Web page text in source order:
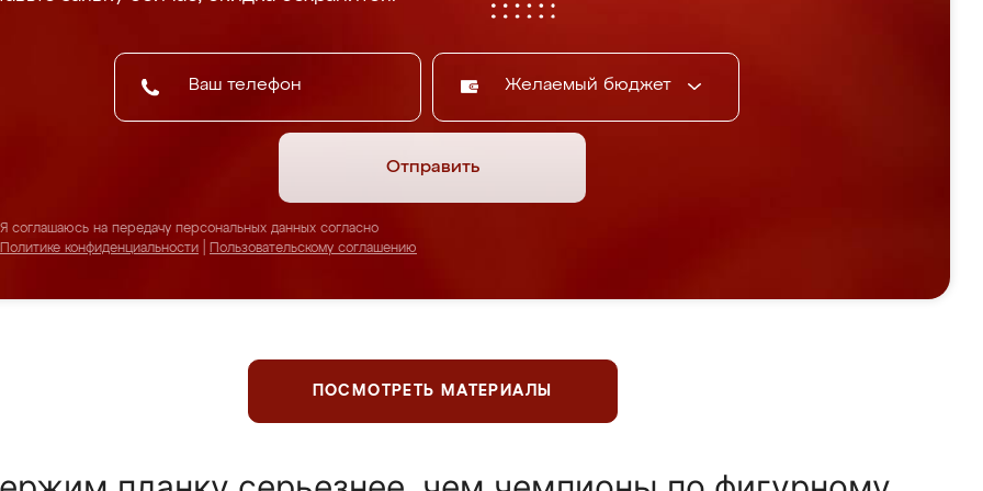
Желаемый бюджет
Отправить
Я соглашаюсь на передачу персональных данных согласно
Политике конфиденциальности
Пользовательскому соглашению
ПОСМОТРЕТЬ МАТЕРИАЛЫ